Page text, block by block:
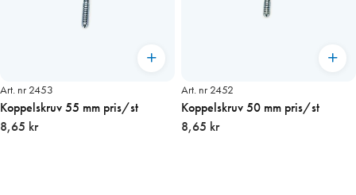
Art. nr 2453
Koppelskruv 55 mm pris/st
8,65 kr
Art. nr 2452
Koppelskruv 50 mm pris/st
8,65 kr